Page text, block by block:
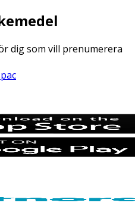
dig som vill prenumerera